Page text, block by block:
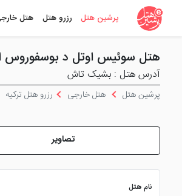
پرشین هتل رزرو هتل هتل
هتل سوئیس اوتل د بوسفوروس
آدرس هتل : بشیک تاش
پرشین هتل هتل خارجی رزرو هتل ترکیه
تصاویر
نام هتل